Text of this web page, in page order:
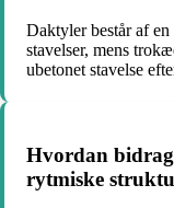
Daktyler består af
stavelser, mens
ubetonet stavelse
Hvordan
rytmiske